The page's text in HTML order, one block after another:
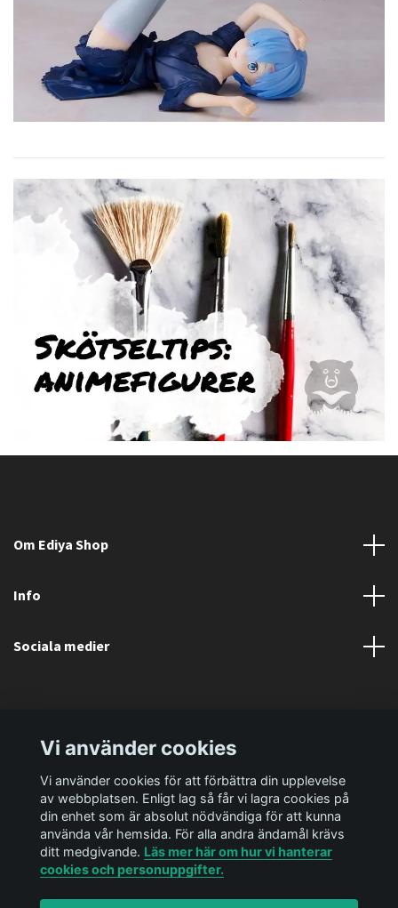
Om Ediya Shop
Info
Sociala medier
Vi använder cookies
Vi använder cookies för att förbättra din upplevelse
av webbplatsen. Enligt lag så får vi lagra cookies på
din enhet som är absolut nödvändiga för att kunna
använda vår hemsida. För alla andra ändamål krävs
ditt medgivande. Läs mer här om hur vi hanterar
cookies och personuppgifter.